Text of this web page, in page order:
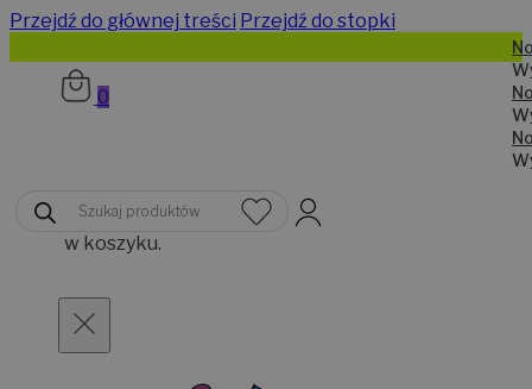
Przejdź do głównej treści Przejdź do stopki
Wyszukiwarka
produktów
0
produktów
w koszyku.